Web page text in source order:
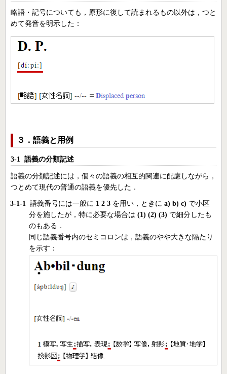
略語・記号についても，原形に復して読まれるもの以外は，つと
めて発音を明示した：
３．語義と用例
3-1 語義の分類記述
語義の分類記述には，個々の語義の相互的関連に配慮しながら，
つとめて現代の普通の語義を優先した．
3-1-1 語義番号には一般に 1 2 3を用い，ときに a) b) c) で小区
分を施したが，特に必要な場合は(1) (2) (3) で細分したも
のもある．
同じ語義番号内のセミコロンは，語義のやや大きな隔たり
を示す：